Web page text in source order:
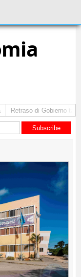
Retraso di Gobierno ta
Subscribe